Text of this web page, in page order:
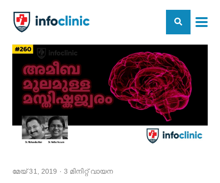
മേയ് 31, 2019 · 3 മിനിറ്റ് വായന